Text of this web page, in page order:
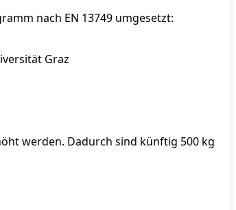
nach EN 13749 umgesetzt:
Graz
werden. Dadurch sind künftig 500 kg